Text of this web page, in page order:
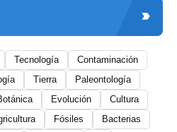
Tecnología
Contaminación
Tierra
Paleontología
Evolución
Cultura
Fósiles
Bacterias